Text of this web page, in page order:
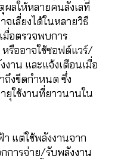
ผลให้หลายคนลังเลที่
เลี่ยงได้ในหลายวิธี
มื่อตรวจพบการ
หรืออาจใช้ซอฟต์แวร์/
งาน และแจ้งเตือนเมื่อ
ถึงขีดกำหนด ซึ่ง
ใช้งานที่ยาวนานใน
แต่ใช้พลังงานจาก
การจ่าย/รับพลังงาน